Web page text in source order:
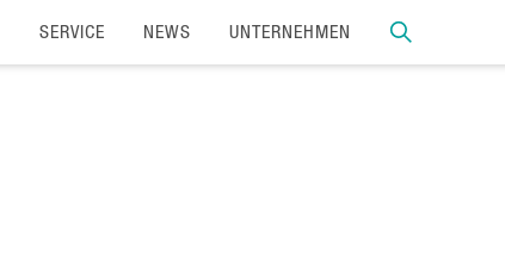
SERVICE NEWS UNTERNEHMEN